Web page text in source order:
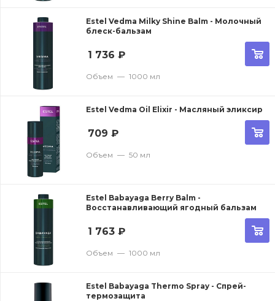
Estel Vedma Milky Shine Balm - Молочный
блеск-бальзам
1 736 ₽
Объем — 1000 мл
Estel Vedma Oil Elixir - Масляный эликсир
709 ₽
Объем — 50 мл
Estel Babayaga Berry Balm -
Восстанавливающий ягодный бальзам
1 763 ₽
Объем — 1000 мл
Estel Babayaga Thermo Spray - Спрей-
термозащита